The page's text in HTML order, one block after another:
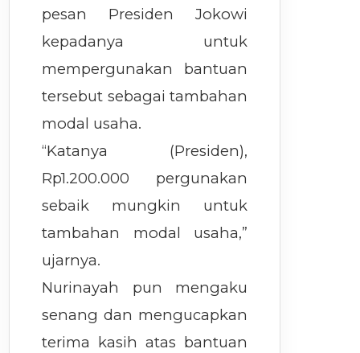
pesan Presiden Jokowi
kepadanya untuk
mempergunakan bantuan
tersebut sebagai tambahan
modal usaha.
“Katanya (Presiden),
Rp1.200.000 pergunakan
sebaik mungkin untuk
tambahan modal usaha,”
ujarnya.
Nurinayah pun mengaku
senang dan mengucapkan
terima kasih atas bantuan